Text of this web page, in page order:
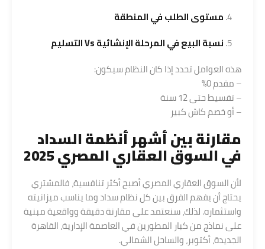
مستوى الطلب في المنطقة
نسبة البيع في المرحلة الإنشائية Vs التسليم
هذه العوامل تحدد إذا كان النظام سيكون:
– مقدم 0%
– تقسيط حتى 12 سنة
– أو خصم كاش كبير
مقارنة بين أشهر أنظمة السداد
في السوق العقاري المصري 2025
لأن السوق العقاري المصري أصبح أكثر تنافسية، فالمشتري
يحتاج أن يفهم الفرق بين كل نظام سداد وما يناسب ميزانيته
واستثماره. لذلك، سنعتمد على مقارنة دقيقة وواقعية مبنية
على نماذج من كبار المطورين في العاصمة الإدارية، القاهرة
الجديدة، أكتوبر، والساحل الشمالي.